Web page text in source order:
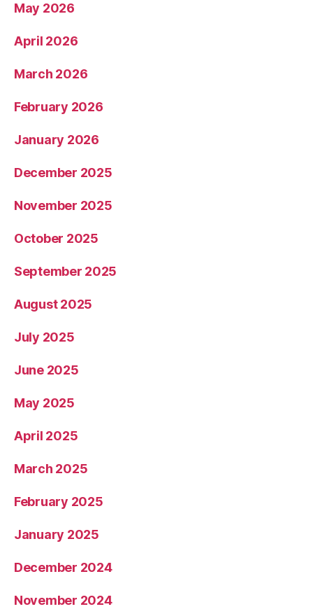
May 2026
April 2026
March 2026
February 2026
January 2026
December 2025
November 2025
October 2025
September 2025
August 2025
July 2025
June 2025
May 2025
April 2025
March 2025
February 2025
January 2025
December 2024
November 2024